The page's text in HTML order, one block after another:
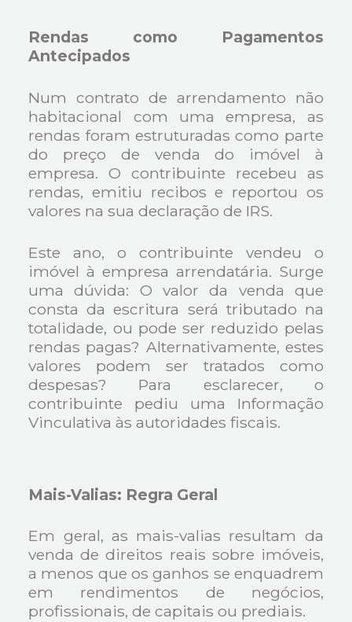
Rendas como Pagamentos
Antecipados
Num contrato de arrendamento não
habitacional com uma empresa, as
rendas foram estruturadas como parte
do preço de venda do imóvel à
empresa. O contribuinte recebeu as
rendas, emitiu recibos e reportou os
valores na sua declaração de IRS.
Este ano, o contribuinte vendeu o
imóvel à empresa arrendatária. Surge
uma dúvida: O valor da venda que
consta da escritura será tributado na
totalidade, ou pode ser reduzido pelas
rendas pagas? Alternativamente, estes
valores podem ser tratados como
despesas? Para esclarecer, o
contribuinte pediu uma Informação
Vinculativa às autoridades fiscais.
Mais-Valias: Regra Geral
Em geral, as mais-valias resultam da
venda de direitos reais sobre imóveis,
a menos que os ganhos se enquadrem
em rendimentos de negócios,
profissionais, de capitais ou prediais.